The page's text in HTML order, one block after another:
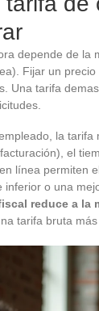
depende de la
Fijar un
Una tarifa
la tarifa
el
línea permiten
inferior o una
reduce a la
tarifa bruta